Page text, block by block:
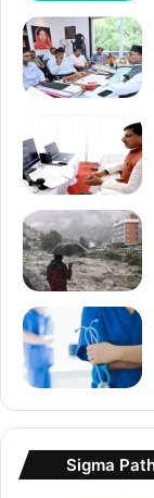
0
फी
स
4
सा
के
मॉ
नि
टो
रि
य
म
में
ग
छू
Sigma